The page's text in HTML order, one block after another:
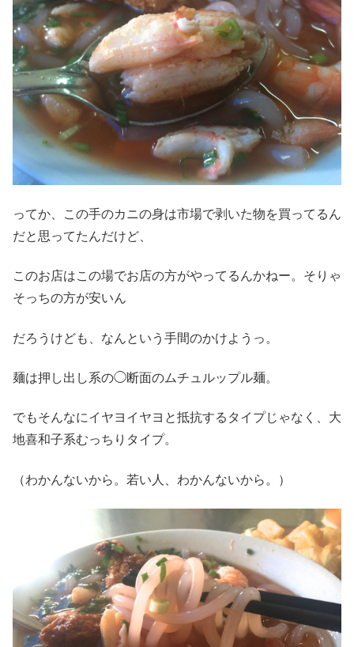
ってか、この手のカニの身は市場で剥いた物を買ってるん
だと思ってたんだけど、
このお店はこの場でお店の方がやってるんかねー。そりゃ
そっちの方が安いん
だろうけども、なんという手間のかけようっ。
麺は押し出し系の◯断面のムチュルップル麺。
でもそんなにイヤヨイヤヨと抵抗するタイプじゃなく、大
地喜和子系むっちりタイプ。
（わかんないから。若い人、わかんないから。）